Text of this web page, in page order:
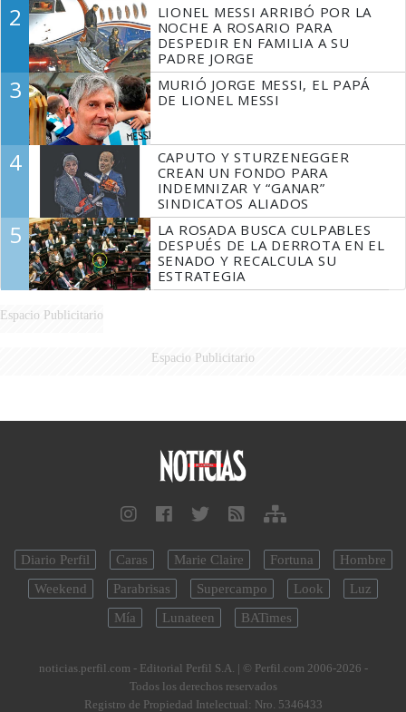
2
LIONEL MESSI ARRIBÓ POR LA
NOCHE A ROSARIO PARA
DESPEDIR EN FAMILIA A SU
PADRE JORGE
3
MURIÓ JORGE MESSI, EL PAPÁ
DE LIONEL MESSI
4
CAPUTO Y STURZENEGGER
CREAN UN FONDO PARA
INDEMNIZAR Y “GANAR”
SINDICATOS ALIADOS
5
LA ROSADA BUSCA CULPABLES
DESPUÉS DE LA DERROTA EN EL
SENADO Y RECALCULA SU
ESTRATEGIA
Espacio Publicitario
Espacio Publicitario
Diario Perfil Caras Marie Claire Fortuna
Hombre
Weekend
Parabrisas Supercampo Look
Luz
Mía
Lunateen BATimes
noticias.perfil.com - Editorial Perfil S.A. | © Perfil.com 2006-2026 -
Todos los derechos reservados
Registro de Propiedad Intelectual: Nro. 5346433